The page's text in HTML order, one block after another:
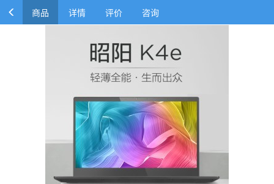
商品 详情 评价 咨询